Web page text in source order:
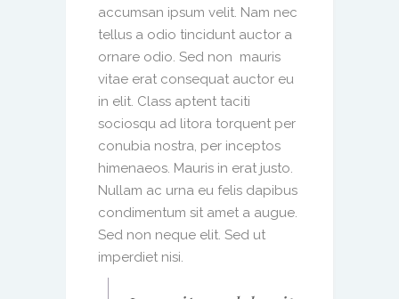
accumsan ipsum velit. Nam nec
tellus a odio tincidunt auctor a
ornare odio. Sed non mauris
vitae erat consequat auctor eu
in elit. Class aptent taciti
sociosqu ad litora torquent per
conubia nostra, per inceptos
himenaeos. Mauris in erat justo.
Nullam ac urna eu felis dapibus
condimentum sit amet a augue.
Sed non neque elit. Sed ut
imperdiet nisi.